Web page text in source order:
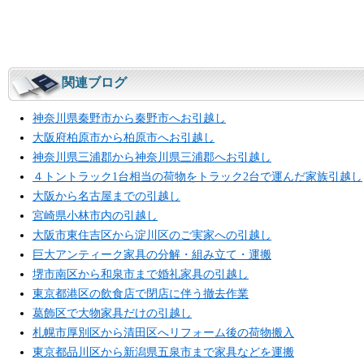
関連ブログ
神奈川県秦野市から秦野市へお引越し
大阪府柏原市から柏原市へお引越し
神奈川県三浦郡から神奈川県三浦郡へお引越し
４トントラック1台相当の荷物をトラック2台で運んだ家族引越し
大阪から名古屋までの引越し
宮崎県小林市内の引越し
大阪市東住吉区から淀川区のご実家への引越し
巨大アンティーク家具の分解・組み立て・運搬
堺市南区から和泉市まで婚礼家具の引越し
東京都港区の飲食店で閉店に伴う撤去作業
葛飾区で大物家具だけの引越し
札幌市厚別区から清田区へリフォーム後の荷物搬入
東京都品川区から新潟県五泉市まで家具などを運搬